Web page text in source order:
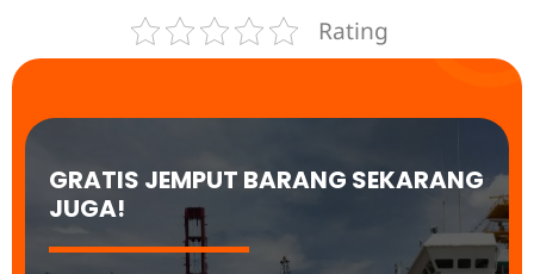
Rating
GRATIS JEMPUT BARANG SEKARANG
JUGA!